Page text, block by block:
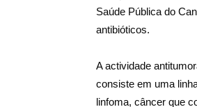
Saúde Pública do
antibióticos.
A actividade
consiste em uma
linfoma, câncer que